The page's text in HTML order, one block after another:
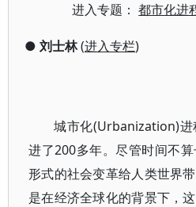
进入专题：都市化进
● 刘士林(进入专栏)
城市化(Urbanization)
进了200多年。尽管时间不
形式的社会变革给人类世界
是在经济全球化的背景下，